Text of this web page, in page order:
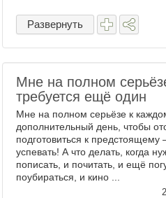
Развернуть
Мне на полном
требуется ещё один
Мне на полном серьёзе к
дополнительный день, чтобы
подготовиться к предстоящему
успевать! А что делать, когда
пописать, и почитать, и ещё
поубираться, и кино ...